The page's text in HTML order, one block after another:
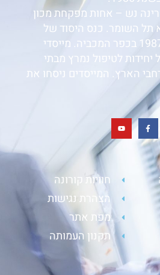
רינה נש – אחות מפקחת מכון
תל השומר. כנס היסוד של
העמותה נערך בשנת 1987 בכפר המכביה. מייסדי
יחידות לטיפול נמרץ מבתי
הארץ. המייסדים ניסחו את
חוויות קורונה
הצהרת נגישות
מפת אתר
תקנון העמותה